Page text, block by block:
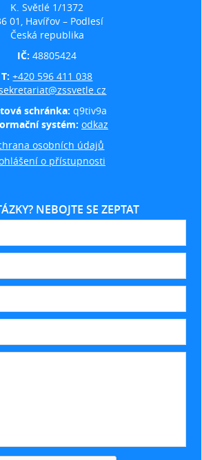
K. Světlé 1/1372
01, Havířov – Podlesí
Česká republika
IČ:48805424
T:+420 596 411 038
schránka: q9tiv9a
systém: odkaz
osobních údajů
o přístupnosti
NEBOJTE SE ZEPTAT